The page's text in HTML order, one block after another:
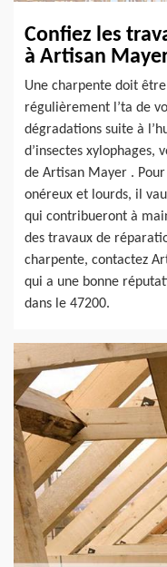
Confiez les
à Artisan
Une charpente doit
régulièrement l’ta de
dégradations suite à
d’insectes xylophages,
de Artisan Mayer .
onéreux et lourds, il
qui contribueront à
des travaux de
charpente, contactez
qui a une bonne
dans le 47200.